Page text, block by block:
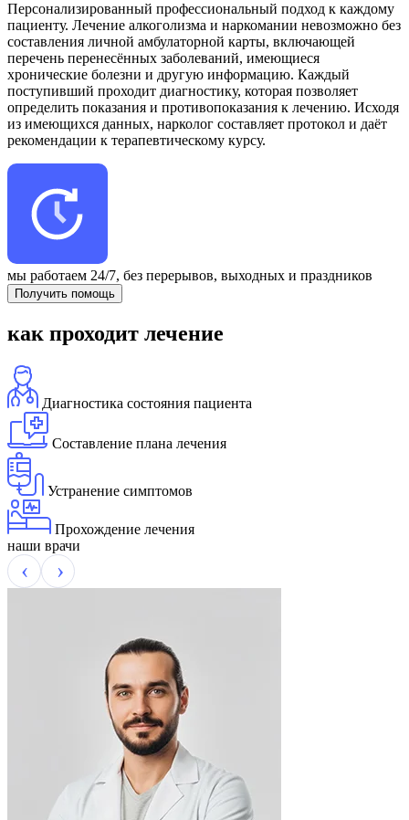
Персонализированный профессиональный подход к каждому
пациенту. Лечение алкоголизма и наркомании невозможно без
составления личной амбулаторной карты, включающей
перечень перенесённых заболеваний, имеющиеся
хронические болезни и другую информацию. Каждый
поступивший проходит диагностику, которая позволяет
определить показания и противопоказания к лечению. Исходя
из имеющихся данных, нарколог составляет протокол и даёт
рекомендации к терапевтическому курсу.
мы работаем 24/7, без перерывов, выходных и праздников
Получить помощь
как проходит лечение
Диагностика состояния пациента
Составление плана лечения
Устранение симптомов
Прохождение лечения
наши врачи